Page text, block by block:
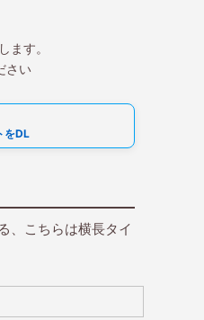
ます。
さい
をDL
、こちらは横長タイ